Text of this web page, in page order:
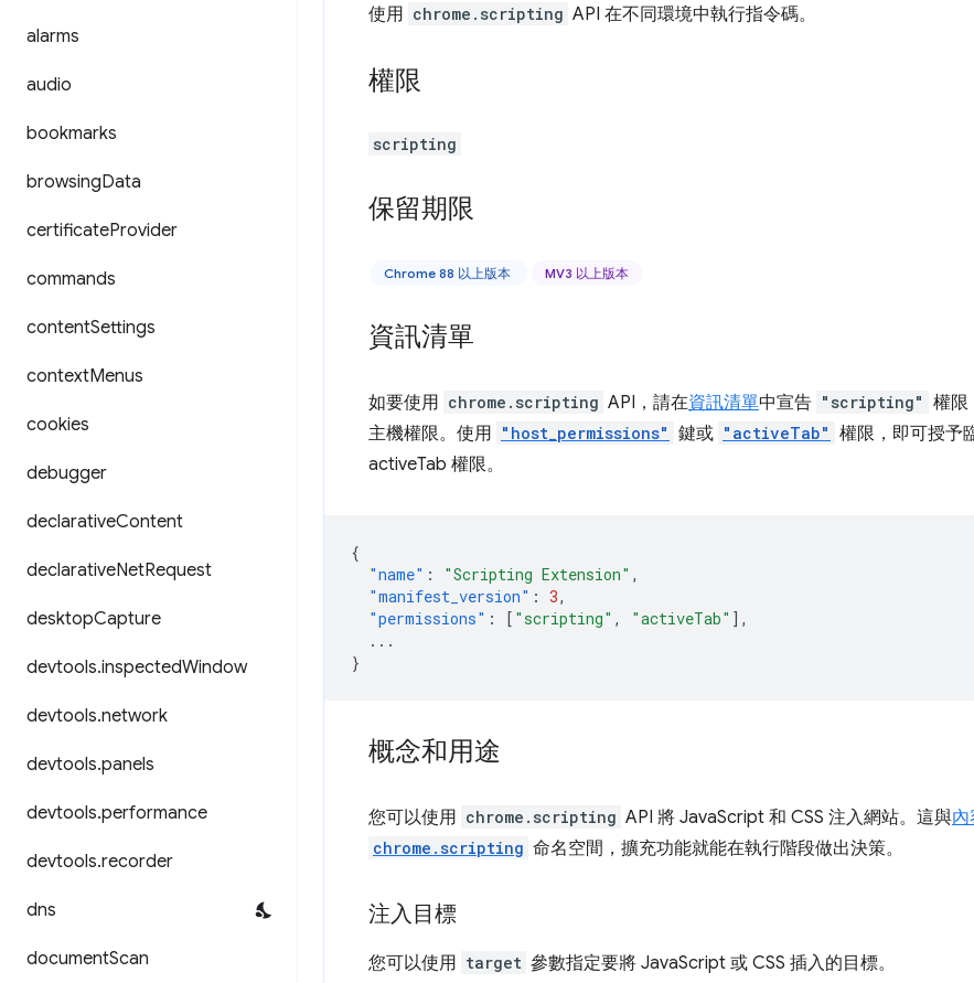
alarms
audio
bookmarks
browsingData
certificateProvider
commands
contentSettings
contextMenus
cookies
debugger
declarativeContent
declarativeNetRequest
desktopCapture
devtools.inspectedWindow
devtools.network
devtools.panels
devtools.performance
devtools.recorder
dns
documentScan
使用 chrome.scripting API 在不同環境中執行指令碼。
權限
scripting
保留期限
Chrome 88 以上版本 MV3 以上版本
資訊清單
如要使用 chrome.scripting API，請在資訊清單中宣告 "scripting" 權限
主機權限。使用 "host_permissions" 鍵或 "activeTab" 權限，即可授予
activeTab 權限。
{
"name" : "Scripting Extension" ,
"manifest_version" : 3,
"permissions" : [ "scripting" , "activeTab" ],
...
}
概念和用途
您可以使用 chrome.scripting API 將 JavaScript 和 CSS 注入網站。這與
chrome.scripting 命名空間，擴充功能就能在執行階段做出決策。
注入目標
您可以使用 target 參數指定要將 JavaScript 或 CSS 插入的目標。